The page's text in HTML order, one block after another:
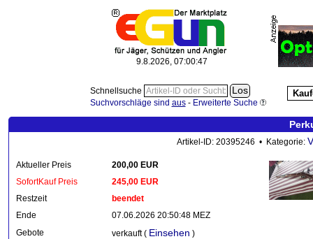
9.8.2026, 07:00:48
Schnellsuche
Suchvorschläge sind aus- Erweiterte Suche
Artikel-ID: 20395246 • Kategorie:
Aktueller Preis
200,00 EUR
SofortKauf Preis
245,00 EUR
Restzeit
beendet
Ende
07.06.2026 20:50:48 MEZ
Gebote
verkauft ( Einsehen )